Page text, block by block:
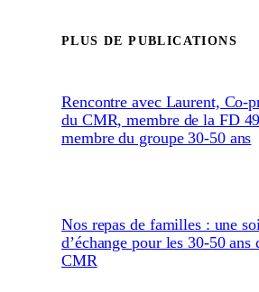
PLUS DE PUBLICATIONS
Rencontre avec Laurent, Co-
du CMR, membre de la FD
membre du groupe 30-50 ans
Nos repas de familles : une
d’échange pour les 30-50 ans
CMR